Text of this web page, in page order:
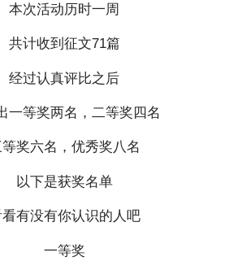
本次活动历时一周
共计收到征文71篇
经过认真评比之后
一等奖两名，二等奖四名
奖六名，优秀奖八名
以下是获奖名单
有没有你认识的人吧
一等奖